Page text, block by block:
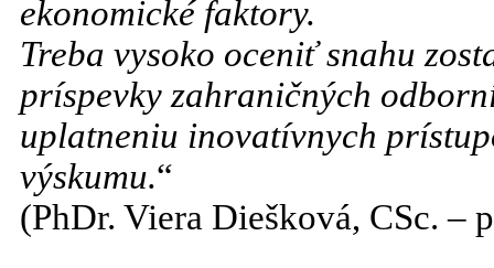
ekonomické faktory.
Treba vysoko oceniť snahu
príspevky zahraničných
uplatneniu inovatívnych
výskumu.“
(PhDr. Viera Diešková, CSc. –